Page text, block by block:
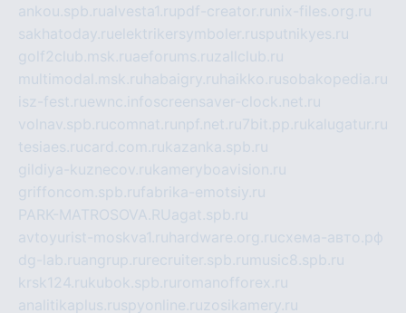
ankou.spb.rualvesta1.rupdf-creator.ru nix-files.org.ru
sakhatoday.ruelektrikersymboler.rusputnikyes.ru
golf2club.msk.ruaeforums.ruzallclub.ru
multimodal.msk.ru habaigry.ru haikko.rusobakopedia.ru
isz-fest.ruewnc.infoscreensaver-clock.net.ru
volnav.spb.rucomnat.ru npf.net.ru 7bit.pp.rukalugatur.ru
tesiaes.rucard.com.rukazanka.spb.ru
gildiya-kuznecov.rukameryboavision.ru
griffoncom.spb.rufabrika-emotsiy.ru
PARK-MATROSOVA.RUagat.spb.ru
avtoyurist-moskva1.ru hardware.org.ruсхема-авто.рф
dg-lab.ruangrup.ru recruiter.spb.ru music8.spb.ru
krsk124.rukubok.spb.ru romanofforex.ru
analitikaplus.ruspyonline.ruzosikamery.ru